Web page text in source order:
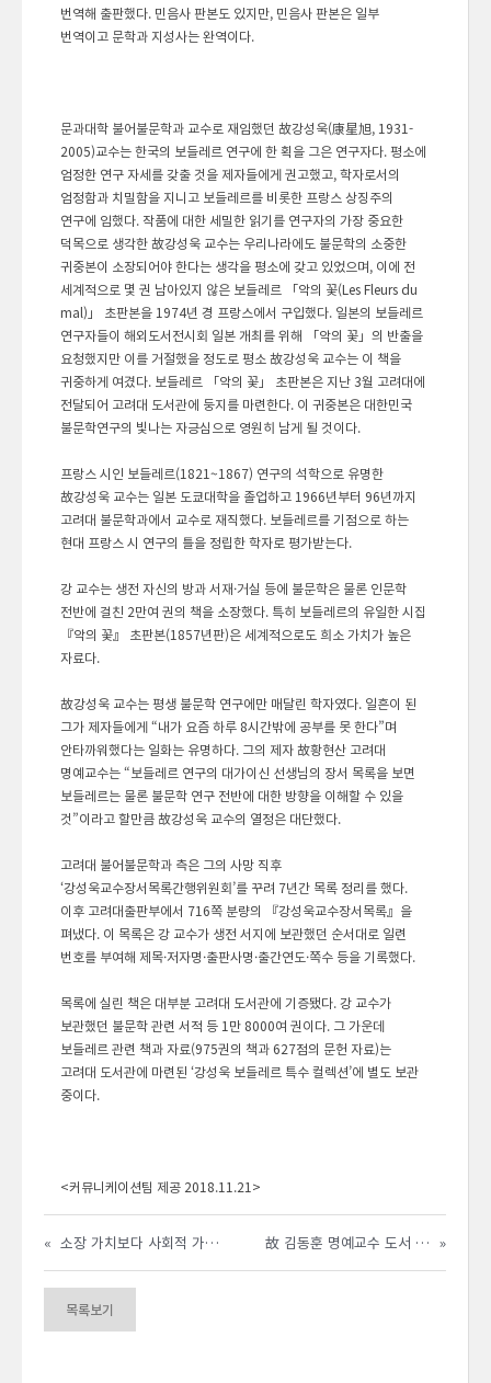
번역해 출판했다. 민음사 판본도 있지만, 민음사 판본은 일부
번역이고 문학과 지성사는 완역이다.
문과대학 불어불문학과 교수로 재임했던 故강성욱(康星旭, 1931-
2005)교수는 한국의 보들레르 연구에 한 획을 그은 연구자다. 평소에
엄정한 연구 자세를 갖출 것을 제자들에게 권고했고, 학자로서의
엄정함과 치밀함을 지니고 보들레르를 비롯한 프랑스 상징주의
연구에 임했다. 작품에 대한 세밀한 읽기를 연구자의 가장 중요한
덕목으로 생각한 故강성욱 교수는 우리나라에도 불문학의 소중한
귀중본이 소장되어야 한다는 생각을 평소에 갖고 있었으며, 이에 전
세계적으로 몇 권 남아있지 않은 보들레르 「악의 꽃(Les Fleurs du
mal)」 초판본을 1974년 경 프랑스에서 구입했다. 일본의 보들레르
연구자들이 해외도서전시회 일본 개최를 위해 「악의 꽃」의 반출을
요청했지만 이를 거절했을 정도로 평소 故강성욱 교수는 이 책을
귀중하게 여겼다. 보들레르 「악의 꽃」 초판본은 지난 3월 고려대에
전달되어 고려대 도서관에 둥지를 마련한다. 이 귀중본은 대한민국
불문학연구의 빛나는 자긍심으로 영원히 남게 될 것이다.
프랑스 시인 보들레르(1821~1867) 연구의 석학으로 유명한
故강성욱 교수는 일본 도쿄대학을 졸업하고 1966년부터 96년까지
고려대 불문학과에서 교수로 재직했다. 보들레르를 기점으로 하는
현대 프랑스 시 연구의 틀을 정립한 학자로 평가받는다.
강 교수는 생전 자신의 방과 서재·거실 등에 불문학은 물론 인문학
전반에 걸친 2만여 권의 책을 소장했다. 특히 보들레르의 유일한 시집
『악의 꽃』 초판본(1857년판)은 세계적으로도 희소 가치가 높은
자료다.
故강성욱 교수는 평생 불문학 연구에만 매달린 학자였다. 일흔이 된
그가 제자들에게 “내가 요즘 하루 8시간밖에 공부를 못 한다”며
안타까워했다는 일화는 유명하다. 그의 제자 故황현산 고려대
명예교수는 “보들레르 연구의 대가이신 선생님의 장서 목록을 보면
보들레르는 물론 불문학 연구 전반에 대한 방향을 이해할 수 있을
것”이라고 할만큼 故강성욱 교수의 열정은 대단했다.
고려대 불어불문학과 측은 그의 사망 직후
‘강성욱교수장서목록간행위원회’를 꾸려 7년간 목록 정리를 했다.
이후 고려대출판부에서 716쪽 분량의 『강성욱교수장서목록』을
펴냈다. 이 목록은 강 교수가 생전 서지에 보관했던 순서대로 일련
번호를 부여해 제목·저자명·출판사명·출간연도·쪽수 등을 기록했다.
목록에 실린 책은 대부분 고려대 도서관에 기증됐다. 강 교수가
보관했던 불문학 관련 서적 등 1만 8000여 권이다. 그 가운데
보들레르 관련 책과 자료(975권의 책과 627점의 문헌 자료)는
고려대 도서관에 마련된 ‘강성욱 보들레르 특수 컬렉션’에 별도 보관
중이다.
<커뮤니케이션팀 제공 2018.11.21>
« 소장 가치보다 사회적 가치, 책으로 전한 지혜의 나눔 故 김동훈 명예교수 도서 발전기금 기부관련 회고담 »
목록보기